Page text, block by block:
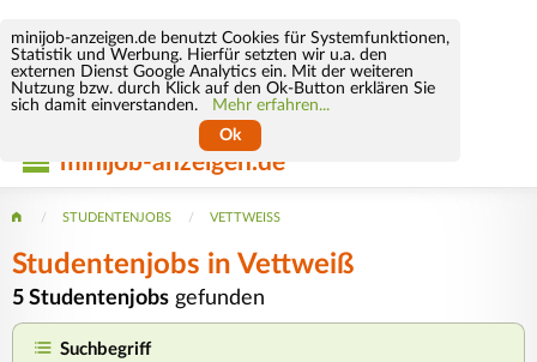
minijob-anzeigen.de benutzt Cookies für Systemfunktionen,
Statistik und Werbung. Hierfür setzten wir u.a. den
externen Dienst Google Analytics ein. Mit der weiteren
Nutzung bzw. durch Klick auf den Ok-Button erklären Sie
sich damit einverstanden.
Mehr erfahren...
Ok
minijob-anzeigen.de
STUDENTENJOBS VETTWEISS
Studentenjobs in Vettweiß
5 Studentenjobs gefunden
Suchbegriff